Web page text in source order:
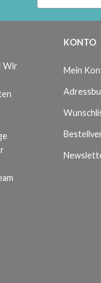
Wir
KONTO
Mein